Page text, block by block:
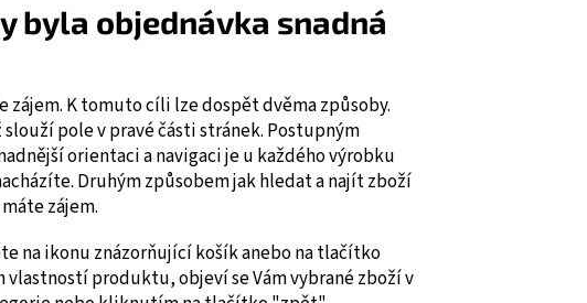
byla objednávka snadná
K tomuto cíli lze dospět dvěma způsoby.
pole v pravé části stránek. Postupným
orientaci a navigaci je u každého výrobku
Druhým způsobem jak hledat a najít zboží
zájem.
na ikonu znázorňující košík anebo na tlačítko
produktu, objeví se Vám vybrané zboží v